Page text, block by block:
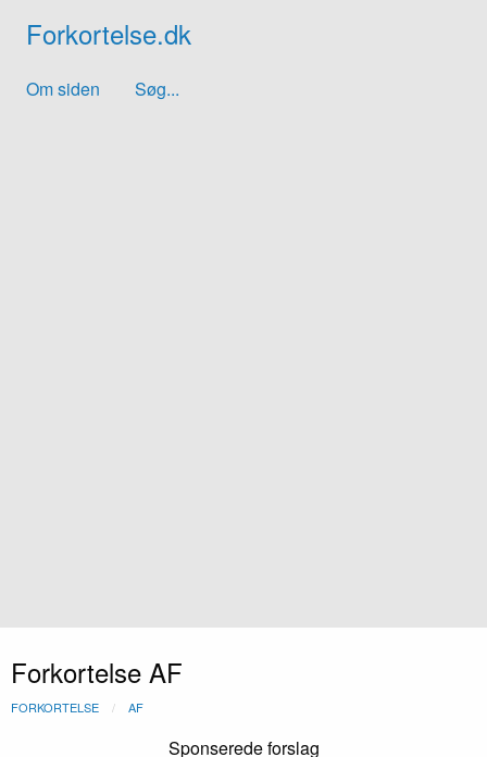
Forkortelse.dk
Om siden Søg...
Forkortelse AF
FORKORTELSE AF
Sponserede forslag